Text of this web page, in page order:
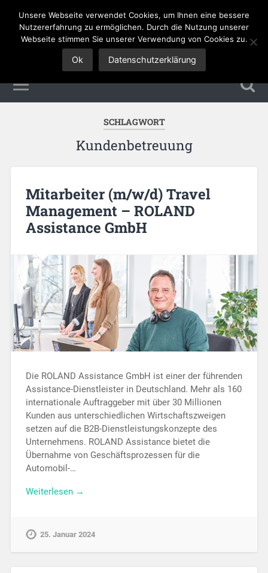
Tourismus Jobs
SCHLAGWORT
Kundenbetreuung
Mitarbeiter (m/w/d) Travel
Management – ROLAND
Assistance GmbH
Die ROLAND Assistance GmbH ist einer der führenden
Assistance-Dienstleister in Deutschland. Mehr als 160
internationale Auftraggeber mit über 30 Millionen
Kunden aus unterschiedlichen Wirtschaftszweigen
setzen auf die B2B-Dienstleistungskonzepte des
Unternehmens. ROLAND Assistance bietet die
Übernahme von Geschäftsprozessen für die
Automobil-…
Weiterlesen →
25. Januar 2024
Unsere Webseite verwendet Cookies, um Ihnen eine bessere
Nutzererfahrung zu ermöglichen. Durch die Nutzung unserer
Webseite stimmen Sie unserer Verwendung von Cookies zu.
Ok Datenschutzerklärung